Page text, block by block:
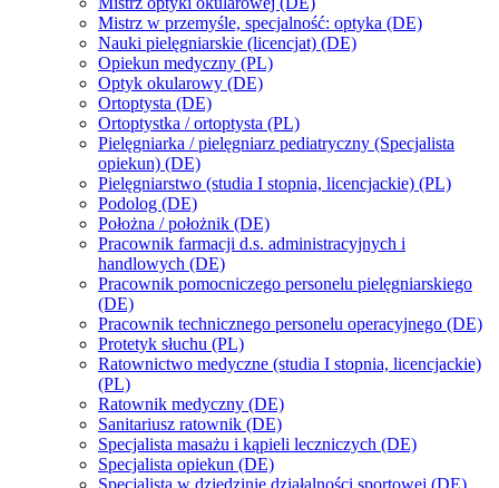
Mistrz w przemyśle, specjalność: optyka (DE)
Nauki pielęgniarskie (licencjat) (DE)
Opiekun medyczny (PL)
Optyk okularowy (DE)
Ortoptysta (DE)
Ortoptystka / ortoptysta (PL)
Pielęgniarka / pielęgniarz pediatryczny (Specjalista
opiekun) (DE)
Pielęgniarstwo (studia I stopnia, licencjackie) (PL)
Podolog (DE)
Położna / położnik (DE)
Pracownik farmacji d.s. administracyjnych i
handlowych (DE)
Pracownik pomocniczego personelu pielęgniarskiego
(DE)
Pracownik technicznego personelu operacyjnego (DE)
Protetyk słuchu (PL)
Ratownictwo medyczne (studia I stopnia, licencjackie)
(PL)
Ratownik medyczny (DE)
Sanitariusz ratownik (DE)
Specjalista masażu i kąpieli leczniczych (DE)
Specjalista opiekun (DE)
Specjalista w dziedzinie działalności sportowej (DE)